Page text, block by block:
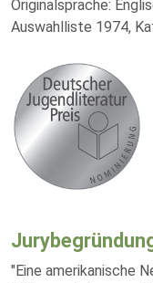
Originalsprache:
Auswahlliste 1974,
"Eine amerikanische